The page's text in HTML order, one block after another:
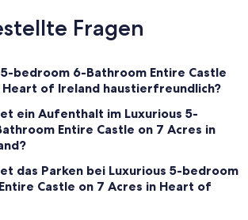
Within this impeccably maintained
a network of walking trails that meander
of quiet reflection. A charming pond
tranquil atmosphere, serving as a peaceful
verdant surroundings. Beyond the Castle
agricultural lands. These fields not only
beauty of the area but also ensure a high
seclusion for Moyvannan Castle. A sanctuary
and bustle of modern life.
surrounded by nature and pampered by
Moyvannan Castle a truly unique and
Fragen
bedroom 6-Bathroom Entire Castle
Heart of Ireland haustierfreundlich?
ein Aufenthalt im Luxurious 5-
Entire Castle on 7 Acres in
das Parken bei Luxurious 5-bedroom
Castle on 7 Acres in Heart of